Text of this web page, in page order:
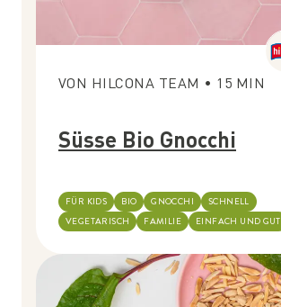
VON HILCONA TEAM • 15 MIN
Süsse Bio Gnocchi
FÜR KIDS BIO GNOCCHI
SCHNELL
VEGETARISCH
FAMILIE EINFACH UND GUT